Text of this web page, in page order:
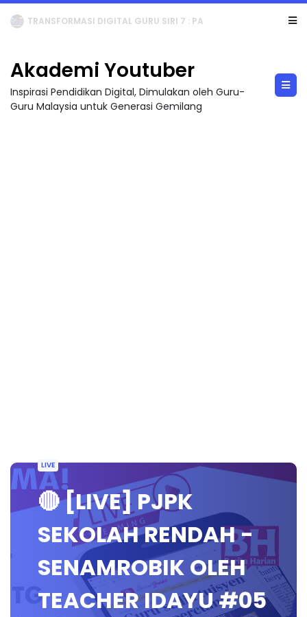
MAJLIS ANUGERAH FFK (FESTIVAL LENSA PENDIDIKAN - FLeP) 2026
Akademi Youtuber
Inspirasi Pendidikan Digital, Dimulakan oleh Guru-
Guru Malaysia untuk Generasi Gemilang
LIVE
🔴 [LIVE] PJPK
SEKOLAH RENDAH -
SENAMROBIK OLEH
TEACHER IDAYU #05